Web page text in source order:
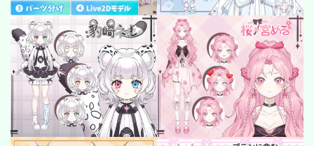
施設
レストラン/カフェ
田舎
病院
神社/寺院
街